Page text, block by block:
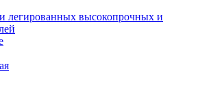
легированных высокопрочных и